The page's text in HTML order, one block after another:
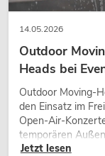
14.05.2026
Outdoor
Heads bei
Outdoor Moving-
den Einsatz im
Open-Air-
temporären
Jetzt lesen